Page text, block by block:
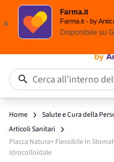
x
Farma.it
Farma.it - by
Disponibile su
Salta al contenuto
Cerca all’interno
Home Salute e Cura della
Articoli Sanitari
Placca Natura+ Flessibile In
Idrocolloidale